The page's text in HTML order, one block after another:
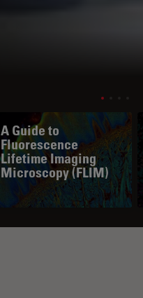
A Guide to
Fluorescence
Lifetime Imaging
Microscopy (FLIM)